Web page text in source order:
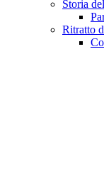
Storia
Ritratto